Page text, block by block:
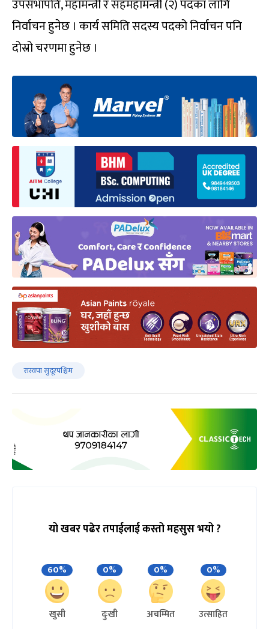
उपसभापति, महामन्त्री र सहमहामन्त्री (२) पदका लागि
निर्वाचन हुनेछ । कार्य समिति सदस्य पदको निर्वाचन पनि
दोस्रो चरणमा हुनेछ ।
रास्वपा सुदूरपश्चिम
यो खबर पढेर तपाईलाई कस्तो महसुस भयो ?
60%
खुसी
0%
दुःखी
0%
अचम्मित
0%
उत्साहित